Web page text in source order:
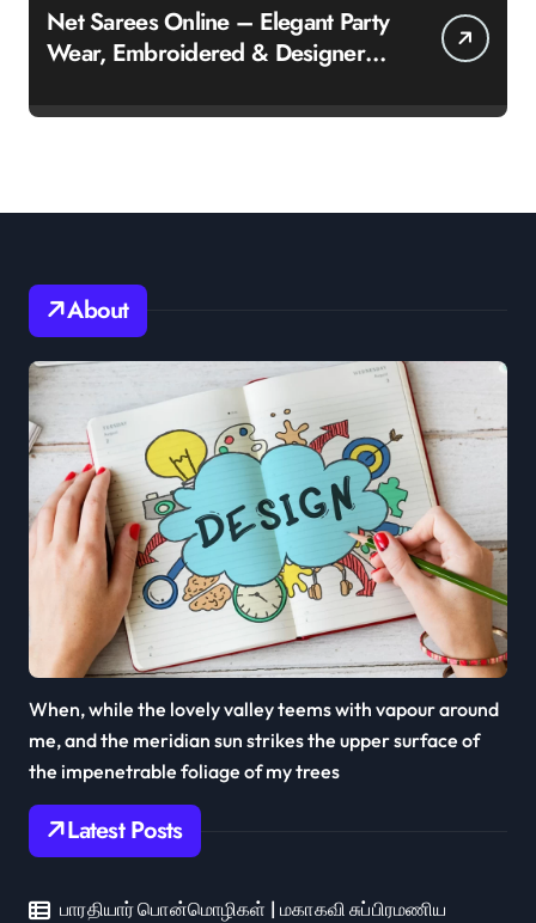
Net Sarees Online – Elegant Party
Wear, Embroidered & Designer
About
When, while the lovely valley teems with vapour around
me, and the meridian sun strikes the upper surface of
the impenetrable foliage of my trees
Latest Posts
பாரதியார் பொன்மொழிகள் | மகாகவி சுப்பிரமணிய